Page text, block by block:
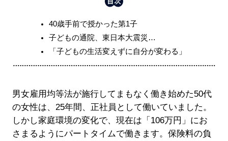
40歳手前で授かった第1子
子どもの通院、東日本大震災…
「子どもの生活変えずに自分が変わる」
男女雇用均等法が施行してまもなく働き始めた50代
の女性は、25年間、正社員として働いていました。
しかし家庭環境の変化で、現在は「106万円」にお
さまるようにパートタイムで働きます。保険料の負